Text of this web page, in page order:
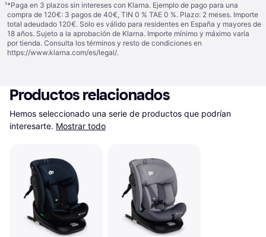
¹*Paga en 3 plazos sin intereses con Klarna. Ejemplo de pago para una
compra de 120€: 3 pagos de 40€, TIN 0 % TAE 0 %. Plazo: 2 meses. Importe
total adeudado 120€. Solo es válido para residentes en España y mayores de
18 años. Sujeto a la aprobación de Klarna. Importe mínimo y máximo varía
por tienda. Consulta los términos y resto de condiciones en
https://www.klarna.com/es/legal/.
Productos relacionados
Hemos seleccionado una serie de productos que podrían
interesarte. Mostrar todo